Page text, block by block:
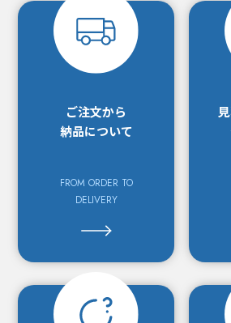
ご注文から
納品について
FROM ORDER TO
DELIVERY